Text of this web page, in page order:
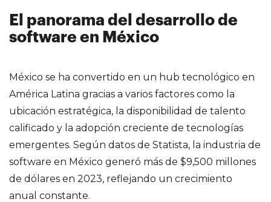
El panorama del desarrollo de
software en México
México se ha convertido en un hub tecnológico en
América Latina gracias a varios factores como la
ubicación estratégica, la disponibilidad de talento
calificado y la adopción creciente de tecnologías
emergentes. Según datos de Statista, la industria de
software en México generó más de $9,500 millones
de dólares en 2023, reflejando un crecimiento
anual constante.